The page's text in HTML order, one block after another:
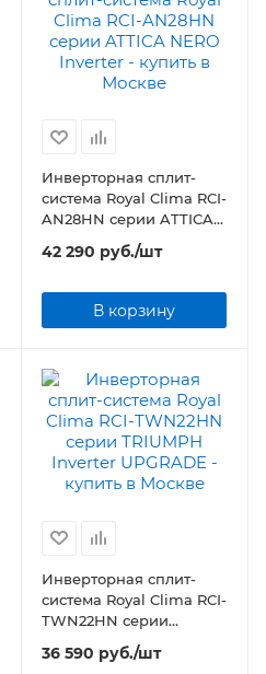
Инверторная сплит-
система Royal Clima RCI-
AN28HN серии ATTICA
NERO Inverter
42 290 руб./шт
В корзину
Инверторная сплит-
система Royal Clima RCI-
TWN22HN серии
TRIUMPH Inverter
UPGRADE
36 590 руб./шт